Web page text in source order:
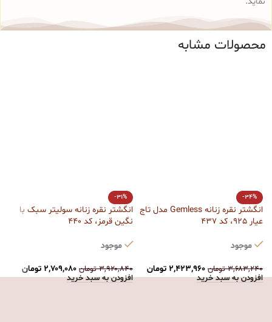
محصولات مشابه
-34%
انگشتر نقره زنانه Gemless مدل تاج
عیار 925، کد 437
موجود
۳,۶۸۳,۲۴۰ تومان ۲,۴۲۳,۹۶۰ تومان
افزودن به سبد خرید
-31%
انگشتر نقره زنانه سولیتر سبک با
نگین قرمز، کد 440
موجود
۳,۹۲۰,۸۴۰ تومان ۲,۷۰۹,۰۸۰ تومان
افزودن به سبد خرید